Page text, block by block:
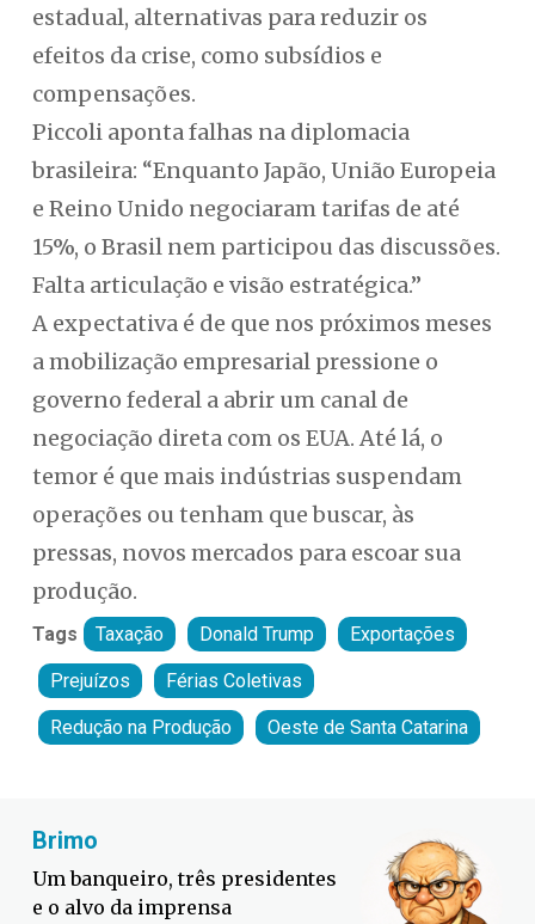
estadual, alternativas para reduzir os
efeitos da crise, como subsídios e
compensações.
Piccoli aponta falhas na diplomacia
brasileira: “Enquanto Japão, União Europeia
e Reino Unido negociaram tarifas de até
15%, o Brasil nem participou das discussões.
Falta articulação e visão estratégica.”
A expectativa é de que nos próximos meses
a mobilização empresarial pressione o
governo federal a abrir um canal de
negociação direta com os EUA. Até lá, o
temor é que mais indústrias suspendam
operações ou tenham que buscar, às
pressas, novos mercados para escoar sua
produção.
Tags Taxação Donald Trump Exportações
Prejuízos Férias Coletivas
Redução na Produção Oeste de Santa Catarina
Fabiano Bordignon
Defesa Civil lança campanha
contra o El Niño em SC